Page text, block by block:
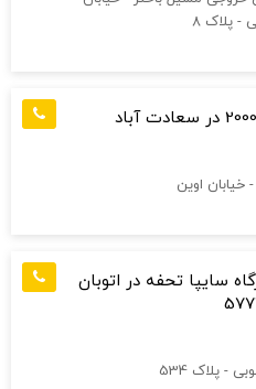
- پلاک 8
خیابان اوین
سایپا تحفه در اتوبان
- پلاک 534